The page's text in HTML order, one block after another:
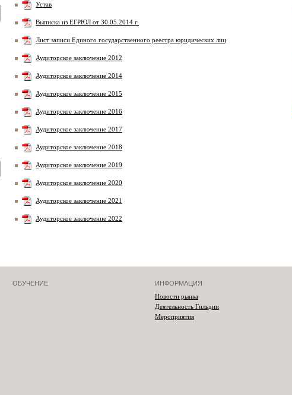
Устав
Выписка из ЕГРЮЛ от 30.05.2014 г.
Лист записи Единого государственного реестра юридических лиц
Аудиторское заключение 2012
Аудиторское заключение 2014
Аудиторское заключение 2015
Аудиторское заключение 2016
Аудиторское заключение 2017
Аудиторское заключение 2018
Аудиторское заключение 2019
Аудиторское заключение 2020
Аудиторское заключение 2021
Аудиторское заключение 2022
ОБУЧЕНИЕ
ИНФОРМАЦИЯ
Новости рынка
Деятельность Гильдии
Мероприятия